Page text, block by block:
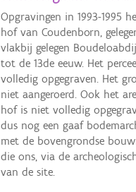
Opgravingen in 1993-1995
hof van Coudenborn,
vlakbij gelegen
tot de 13de eeuw. Het
volledig opgegraven. Het
niet aangeroerd. Ook het
hof is niet volledig
dus nog een gaaf
met de bovengrondse
die ons, via de
van de site.